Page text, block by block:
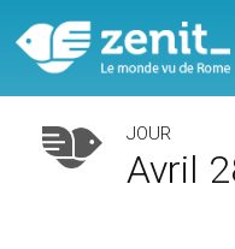
JOUR
Avril